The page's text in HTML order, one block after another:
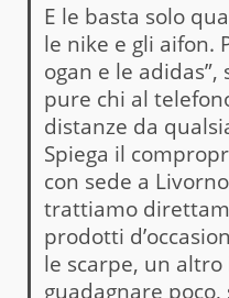
E le basta solo
le nike e gli aifon.
ogan e le adidas”,
pure chi al
distanze da
Spiega il
con sede a
trattiamo
prodotti
le scarpe, un
guadagnare poco,